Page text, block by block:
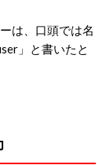
は、口頭では名
」と書いたと